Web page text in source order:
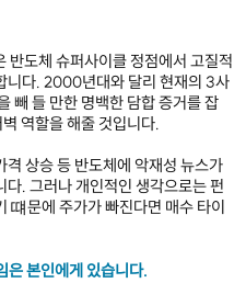
반도체 슈퍼사이클 정점에서 고질적
니다. 2000년대와 달리 현재의 3사
빼 들 만한 명백한 담합 증거를 잡
역할을 해줄 것입니다.
상승 등 반도체에 악재성 뉴스가
. 그러나 개인적인 생각으로는 펀
떄문에 주가가 빠진다면 매수 타이
본인에게 있습니다.